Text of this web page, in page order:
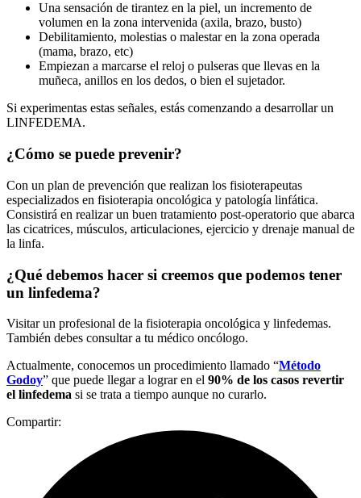
Una sensación de tirantez en la piel, un incremento de
volumen en la zona intervenida (axila, brazo, busto)
Debilitamiento, molestias o malestar en la zona operada
(mama, brazo, etc)
Empiezan a marcarse el reloj o pulseras que llevas en la
muñeca, anillos en los dedos, o bien el sujetador.
Si experimentas estas señales, estás comenzando a desarrollar un
LINFEDEMA.
¿Cómo se puede prevenir?
Con un plan de prevención que realizan los fisioterapeutas
especializados en fisioterapia oncológica y patología linfática.
Consistirá en realizar un buen tratamiento post-operatorio que abarca
las cicatrices, músculos, articulaciones, ejercicio y drenaje manual de
la linfa.
¿Qué debemos hacer si creemos que podemos tener
un linfedema?
Visitar un profesional de la fisioterapia oncológica y linfedemas.
También debes consultar a tu médico oncólogo.
Actualmente, conocemos un procedimiento llamado “Método
Godoy” que puede llegar a lograr en el 90% de los casos revertir
el linfedema si se trata a tiempo aunque no curarlo.
Compartir: